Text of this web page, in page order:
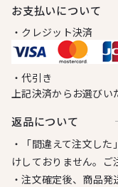
お⽀払いについて
・クレジット決済
・代引き
上記決済からお選びい
返品について
・「間違えて注文し
けしておりません。ご
・注文確定後、商品